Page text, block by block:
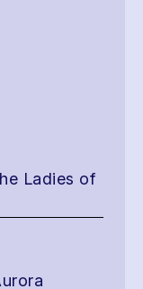
Ladies of